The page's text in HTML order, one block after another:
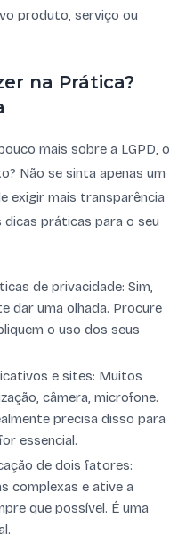
produto, serviço ou
na Prática?
mais sobre a LGPD, o
Não se sinta apenas um
exigir mais transparência
dicas práticas para o seu
de privacidade: Sim,
dar uma olhada. Procure
o uso dos seus
e sites: Muitos
câmera, microfone.
precisa disso para
essencial.
de dois fatores:
complexas e ative a
que possível. É uma